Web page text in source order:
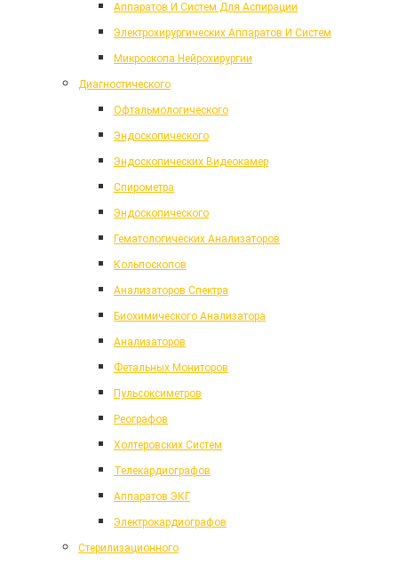
Аппаратов И Систем Для Аспирации
Электрохирургических Аппаратов И Систем
Микроскопа Нейрохирургии
Диагностического
Офтальмологического
Эндоскопического
Эндоскопических Видеокамер
Спирометра
Эндоскопического
Гематологических Анализаторов
Кольпоскопов
Анализаторов Спектра
Биохимического Анализатора
Анализаторов
Фетальных Мониторов
Пульсоксиметров
Реографов
Холтеровских Систем
Телекардиографов
Аппаратов ЭКГ
Электрокардиографов
Стерилизационного